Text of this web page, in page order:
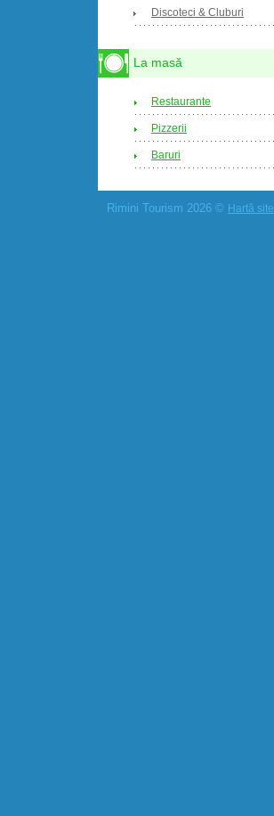
Discoteci & Cluburi
La masă
Restaurante
Pizzerii
Baruri
Rimini Tourism 2026 © Hartă site